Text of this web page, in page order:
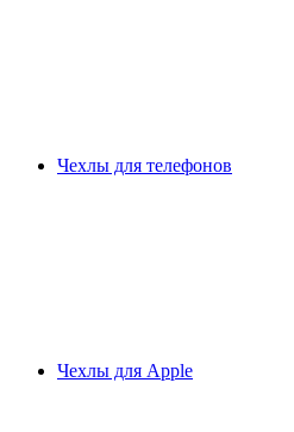
Чехлы для телефонов
Чехлы для Apple